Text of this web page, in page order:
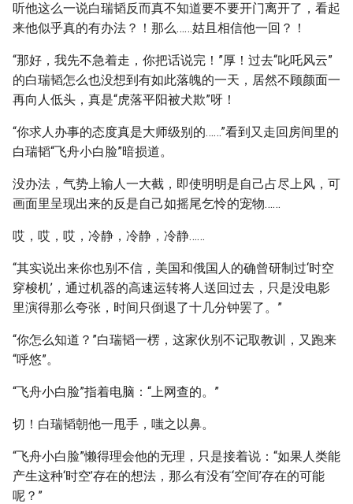
听他这么一说白瑞韬反而真不知道要不要开门离开了，看起
来他似乎真的有办法？！那么……姑且相信他一回？！
“那好，我先不急着走，你把话说完！”厚！过去“叱吒风云”
的白瑞韬怎么也没想到有如此落魄的一天，居然不顾颜面一
再向人低头，真是“虎落平阳被犬欺”呀！
“你求人办事的态度真是大师级别的……”看到又走回房间里的
白瑞韬“飞舟小白脸”暗损道。
没办法，气势上输人一大截，即使明明是自己占尽上风，可
画面里呈现出来的反是自己如摇尾乞怜的宠物……
哎，哎，哎，冷静，冷静，冷静……
“其实说出来你也别不信，美国和俄国人的确曾研制过‘时空
穿梭机’，通过机器的高速运转将人送回过去，只是没电影
里演得那么夸张，时间只倒退了十几分钟罢了。”
“你怎么知道？”白瑞韬一楞，这家伙别不记取教训，又跑来
“呼悠”。
“飞舟小白脸”指着电脑：“上网查的。”
切！白瑞韬朝他一甩手，嗤之以鼻。
“飞舟小白脸”懒得理会他的无理，只是接着说：“如果人类能
产生这种‘时空’存在的想法，那么有没有‘空间’存在的可能
呢？”